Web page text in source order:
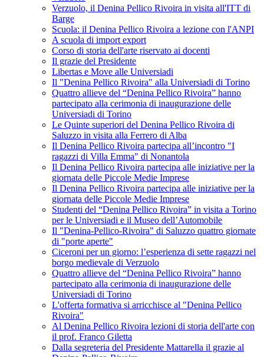
Verzuolo, il Denina Pellico Rivoira in visita all'ITT di
Barge
Scuola: il Denina Pellico Rivoira a lezione con l'ANPI
A scuola di import export
Corso di storia dell'arte riservato ai docenti
Il grazie del Presidente
Libertas e Move alle Universiadi
Il "Denina Pellico Rivoira" alla Universiadi di Torino
Quattro allieve del “Denina Pellico Rivoira” hanno
partecipato alla cerimonia di inaugurazione delle
Universiadi di Torino
Le Quinte superiori del Denina Pellico Rivoira di
Saluzzo in visita alla Ferrero di Alba
Il Denina Pellico Rivoira partecipa all’incontro "I
ragazzi di Villa Emma" di Nonantola
Il Denina Pellico Rivoira partecipa alle iniziative per la
giornata delle Piccole Medie Imprese
Il Denina Pellico Rivoira partecipa alle iniziative per la
giornata delle Piccole Medie Imprese
Studenti del “Denina Pellico Rivoira” in visita a Torino
per le Universiadi e il Museo dell’Automobile
Il "Denina-Pellico-Rivoira" di Saluzzo quattro giornate
di "porte aperte"
Ciceroni per un giorno: l’esperienza di sette ragazzi nel
borgo medievale di Verzuolo
Quattro allieve del “Denina Pellico Rivoira” hanno
partecipato alla cerimonia di inaugurazione delle
Universiadi di Torino
L'offerta formativa si arricchisce al "Denina Pellico
Rivoira"
Al Denina Pellico Rivoira lezioni di storia dell'arte con
il prof. Franco Giletta
Dalla segreteria del Presidente Mattarella il grazie al